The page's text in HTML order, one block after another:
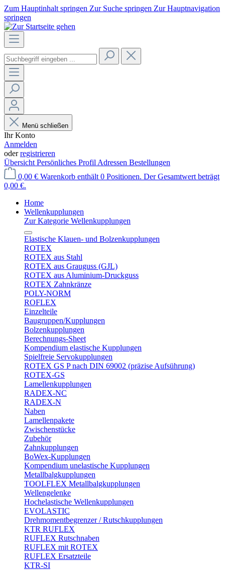
Zum Hauptinhalt springen Zur Suche springen Zur Hauptnavigation
springen
Menü schließen
Ihr Konto
Anmelden
oderregistrieren
Übersicht Persönliches Profil Adressen Bestellungen
0,00 € Warenkorb enthält 0 Positionen. Der Gesamtwert beträgt
0,00 €.
Home
Wellenkupplungen
Zur Kategorie Wellenkupplungen
Elastische Klauen- und Bolzenkupplungen
ROTEX
ROTEX aus Stahl
ROTEX aus Grauguss (GJL)
ROTEX aus Aluminium-Druckguss
ROTEX Zahnkränze
POLY-NORM
ROFLEX
Einzelteile
Baugruppen/Kupplungen
Bolzenkupplungen
Berechnungs-Sheet
Kompendium elastische Kupplungen
Spielfreie Servokupplungen
ROTEX GS P nach DIN 69002 (präzise Aufsührung)
ROTEX-GS
Lamellenkupplungen
RADEX-NC
RADEX-N
Naben
Lamellenpakete
Zwischenstücke
Zubehör
Zahnkupplungen
BoWex-Kupplungen
Kompendium unelastische Kupplungen
Metallbalgkupplungen
TOOLFLEX Metallbalgkupplungen
Wellengelenke
Hochelastische Wellenkupplungen
EVOLASTIC
Drehmomentbegrenzer / Rutschkupplungen
KTR RUFLEX
RUFLEX Rutschnaben
RUFLEX mit ROTEX
RUFLEX Ersatzteile
KTR-SI